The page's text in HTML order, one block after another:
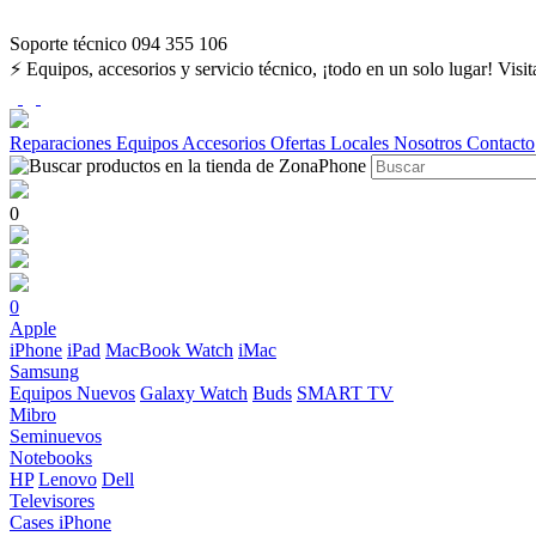
Soporte técnico 094 355 106
⚡ Equipos, accesorios y servicio técnico, ¡todo en un solo lugar!
Reparaciones Equipos Accesorios Ofertas Locales Nosotros Contacto
0
0
Apple
iPhone iPad MacBook Watch iMac
Samsung
Equipos Nuevos Galaxy Watch Buds SMART TV
Mibro
Seminuevos
Notebooks
HP Lenovo Dell
Televisores
Cases iPhone